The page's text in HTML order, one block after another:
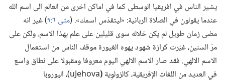
يشير الناس في افريقيا الوسطى كما في اماكن اخرى من العالم الى اسم الله
عندما يقولون في الصلاة الربانية:‏ «ليتقدّس اسمك».‏ (‏متى ٦:‏٩
‏)‏ غير انه
مضى زمان طويل لم يكن خلاله سوى قليلين على علم بهذا الاسم.‏ ولكن على
مرّ السنين،‏ غيّرت كرازة شهود يهوه الغيورة موقف الناس من استعمال
الاسم الالهي.‏ فقد صار الاسم الالهي اليوم معروفا ومقبولا على نطاق واسع
في العديد من اللغات الإفريقية،‏ كالزولوِية‏(‏
‏a‏v‏o‏h‏e‏J‏u‏)‏،‏ اليوروبا